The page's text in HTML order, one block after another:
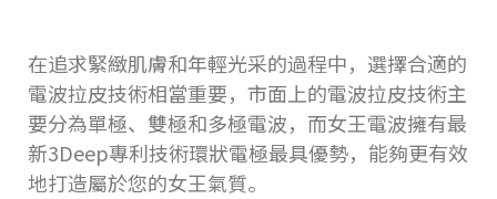
在追求緊緻肌膚和年輕光采的過程中，選擇合適的
電波拉皮技術相當重要，市面上的電波拉皮技術主
要分為單極、雙極和多極電波，而女王電波擁有最
新3Deep專利技術環狀電極最具優勢，能夠更有效
地打造屬於您的女王氣質。